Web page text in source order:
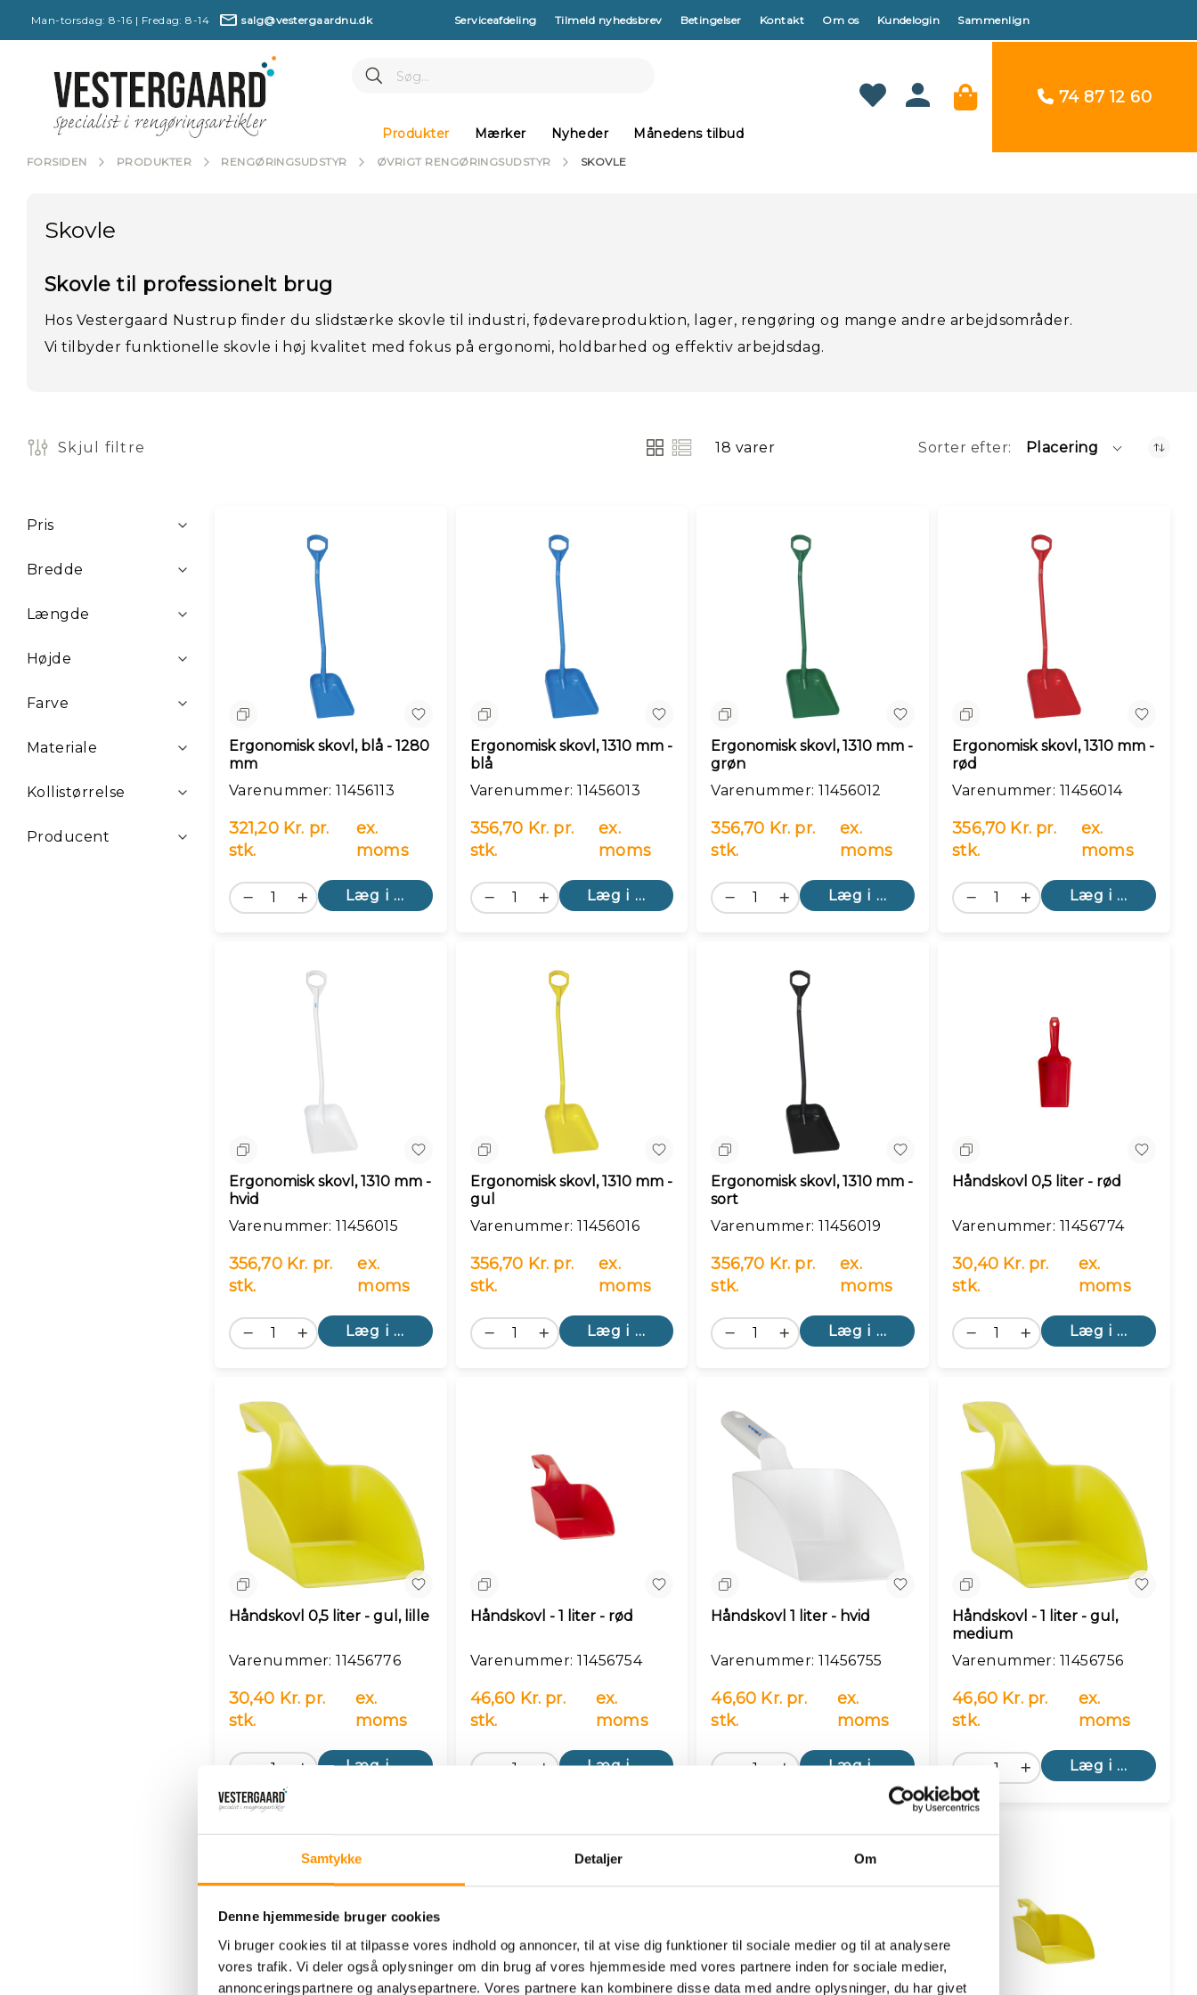
Samtykke Detaljer Om
Denne hjemmeside bruger cookies
Vi bruger cookies til at tilpasse vores indhold og annoncer, til at vise dig funktioner til sociale medier og til at analysere
vores trafik. Vi deler også oplysninger om din brug af vores hjemmeside med vores partnere inden for sociale medier,
annonceringspartnere og analysepartnere. Vores partnere kan kombinere disse data med andre oplysninger, du har givet
Man-torsdag: 8-16 | Fredag: 8-14 salg@vestergaardnu.dk Serviceafdeling Tilmeld nyhedsbrev Betingelser Kontakt Om os Kundelogin Sammenlign
Search
Search
o
d
u
k
e
d
Produkter Mærker Nyheder Månedens tilbud
74 87 12 60
FORSIDEN PRODUKTER RENGØRINGSUDSTYR ØVRIGT RENGØRINGSUDSTYR SKOVLE
Skovle
Skovle til professionelt brug
Hos Vestergaard Nustrup finder du slidstærke skovle til industri, fødevareproduktion, lager, rengøring og mange andre arbejdsområder.
Vi tilbyder funktionelle skovle i høj kvalitet med fokus på ergonomi, holdbarhed og effektiv arbejdsdag.
Vis
18 varer Sorter efter Placering
Sammenlign
Ergonomisk skovl, blå - 1280
mm
Varenummer: 11456113
321,20 Kr. pr.
stk.
ex.
moms
Læg i kurv
Sammenlign
Ergonomisk skovl, 1310 mm -
blå
Varenummer: 11456013
356,70 Kr. pr.
stk.
ex.
moms
Læg i kurv
Sammenlign
Ergonomisk skovl, 1310 mm -
grøn
Varenummer: 11456012
356,70 Kr. pr.
stk.
ex.
moms
Læg i kurv
Sammenlign
Ergonomisk skovl, 1310 mm -
rød
Varenummer: 11456014
356,70 Kr. pr.
stk.
ex.
moms
Læg i kurv
Sammenlign
Ergonomisk skovl, 1310 mm -
hvid
Varenummer: 11456015
356,70 Kr. pr.
stk.
ex.
moms
Læg i kurv
Sammenlign
Ergonomisk skovl, 1310 mm -
gul
Varenummer: 11456016
356,70 Kr. pr.
stk.
ex.
moms
Læg i kurv
Sammenlign
Ergonomisk skovl, 1310 mm -
sort
Varenummer: 11456019
356,70 Kr. pr.
stk.
ex.
moms
Læg i kurv
Sammenlign
Håndskovl 0,5 liter - rød
Varenummer: 11456774
30,40 Kr. pr.
stk.
ex.
moms
Læg i kurv
Sammenlign
Håndskovl 0,5 liter - gul, lille
Varenummer: 11456776
30,40 Kr. pr.
stk.
ex.
moms
Læg i kurv
Sammenlign
Håndskovl - 1 liter - rød
Varenummer: 11456754
46,60 Kr. pr.
stk.
ex.
moms
Læg i kurv
Sammenlign
Håndskovl 1 liter - hvid
Varenummer: 11456755
46,60 Kr. pr.
stk.
ex.
moms
Læg i kurv
Sammenlign
Håndskovl - 1 liter - gul,
medium
Varenummer: 11456756
46,60 Kr. pr.
stk.
ex.
moms
Læg i kurv
Pris
Bredde
Længde
Højde
Farve
Materiale
Kollistørrelse
Producent
Skjul filtre